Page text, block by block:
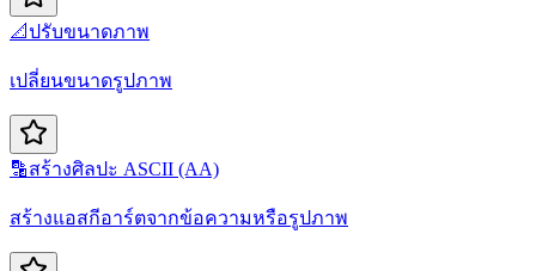
📐ปรับขนาดภาพ
เปลี่ยนขนาดรูปภาพ
🔡สร้างศิลปะ ASCII (AA)
สร้างแอสกีอาร์ตจากข้อความหรือรูปภาพ